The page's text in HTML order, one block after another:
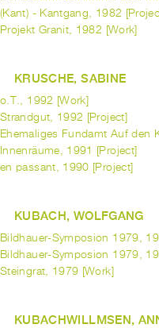
(Kant) - Kantgang, 1982
Projekt Granit, 1982 [Work]
KRUSCHE, SABINE
o.T., 1992 [Work]
Strandgut, 1992 [Project]
Ehemaliges Fundamt Auf den
Innenräume, 1991 [Project]
en passant, 1990 [Project]
KUBACH, WOLFGANG
Bildhauer-Symposion 1979,
Bildhauer-Symposion 1979,
Steingrat, 1979 [Work]
KUBACHWILLMSEN,